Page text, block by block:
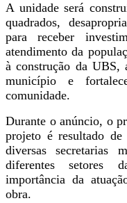
A unidade será
quadrados,
para receber
atendimento da
à construção da UBS,
município e
comunidade.
Durante o anúncio, o
projeto é resultado
diversas secretarias
diferentes setores
importância da
obra.